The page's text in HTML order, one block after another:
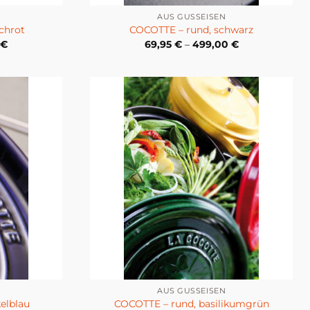
€
AUS GUSSEISEN
COCOTTE – rund, schwarz
69,95 €– 499,00 €
AUS GUSSEISEN
COCOTTE – rund, basilikumgrün